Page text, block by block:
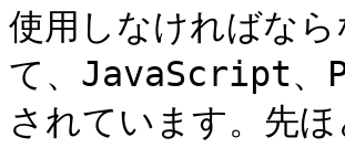
使用しなければな
て、JavaScript、
されています。先